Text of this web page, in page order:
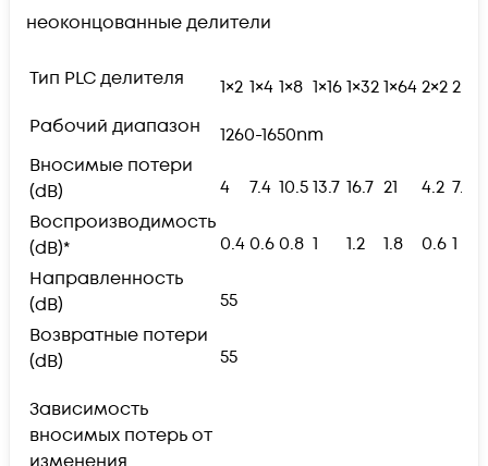
неоконцованные делители
Тип PLC делителя 1×2 1×4 1×8 1×161×321×642×22×4
Рабочий диапазон
1260-1650nm
Вносимые потери
(dB)
4 7.4 10.513.7 16.7 21 4.2 7.8
Воспроизводимость
(dB)*
0.40.60.8 1 1.2 1.8 0.6 1
Направленность
(dB)
55
Возвратные потери
(dB)
55
Зависимость
вносимых потерь от